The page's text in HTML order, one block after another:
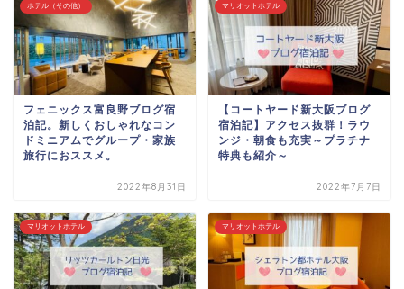
ホテル（その他）
フェニックス富良野ブログ宿
泊記。新しくおしゃれなコン
ドミニアムでグループ・家族
旅行におススメ。
2022年8月31日
マリオットホテル
【コートヤード新大阪ブログ
宿泊記】アクセス抜群！ラウ
ンジ・朝食も充実～プラチナ
特典も紹介～
2022年7月7日
マリオットホテル マリオットホテル